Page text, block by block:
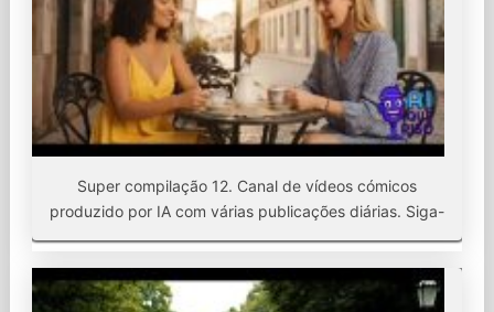
Super compilação 12. Canal de vídeos cómicos
produzido por IA com várias publicações diárias. Siga-